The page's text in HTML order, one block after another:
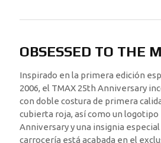
OBSESSED TO THE
Inspirado en la primera edición
2006, el TMAX 25th Anniversary
con doble costura de primera
cubierta roja, así como un logotipo
Anniversary y una insignia especial
carrocería está acabada en el